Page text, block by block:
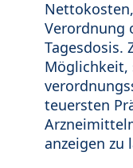
Verordnung
Tagesdosis.
Möglichkeit,
teuersten
anzeigen zu